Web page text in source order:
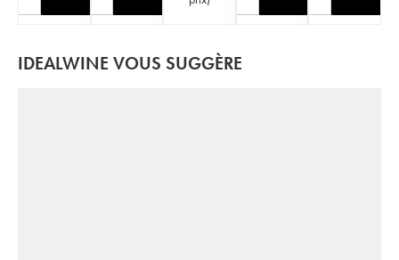
IDEALWINE VOUS SUGGÈRE